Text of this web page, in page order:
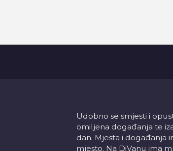
Udobno se smjesti i
omiljena događanja te
dan. Mjesta i događanja
mjesto. Na DiVanu ima